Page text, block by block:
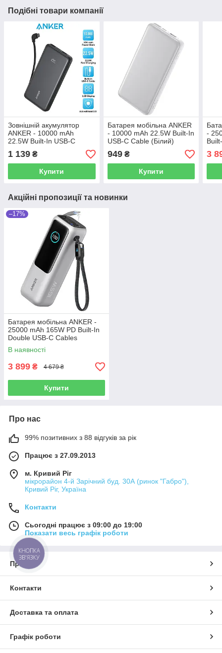
Подібні товари компанії
Зовнішній акумулятор
ANKER - 10000 mAh
22.5W Built-In USB-C
Cable (Чорний)
1 139 ₴
Купити
Батарея мобільна ANKER
- 10000 mAh 22.5W Built-In
USB-C Cable (Білий)
949₴
Купити
-
3
Акційні пропозиції та новинки
–17%
Батарея мобільна ANKER -
25000 mAh 165W PD Built-In
Double USB-C Cables
(Сріблястий)
В наявності
3 899 ₴ 4 679 ₴
Купити
Про нас
99% позитивних з 88 відгуків за рік
Працює з 27.09.2013
м. Кривий Ріг
мікрорайон 4-й Зарічний буд. 30А (ринок "Габро"),
Кривий Ріг, Україна
Контакти
Сьогодні працює з 09:00 до 19:00
Показати весь графік роботи
Про нас
Контакти
Доставка та оплата
Графік роботи
КНОПКА
ЗВ'ЯЗКУ